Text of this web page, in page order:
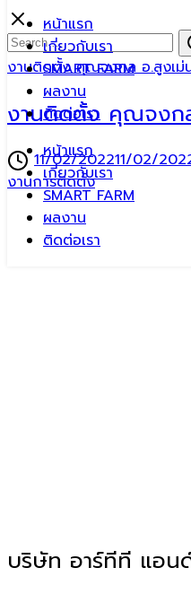
Skip
to
content
หน้าแรก
เกี่ยวกับเรา
SMART FARM
ผลงาน
ติดต่อเรา
หน้าแรก
เกี่ยวกับเรา
SMART FARM
ผลงาน
ติดต่อเรา
Search
for:
งานติดตั้ง คุณจงกล อ.สูงเม่
งานติดตั้ง คุณจงก
11/02/202211/02/
งานการติดตั้ง
บริษัท อาร์ทีที แอน